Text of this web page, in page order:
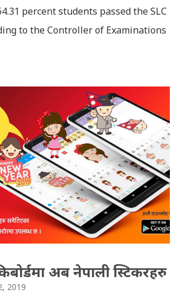
percent students passed the SLC
to the Controller of Examinations
and search your ‘symbol number’.
all, who passed SLC this year. And
your results with marks then, you
(symbol no. and birth date required).
2066/2067 (2009-2010) :
Distinction --------------- First
Second Division Second
Third Division Withheld
किबोर्डमा अब नेपाली स्टिकरहरु
2019